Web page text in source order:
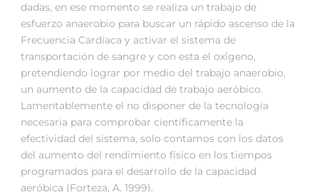
dadas, en ese momento se realiza un trabajo de
esfuerzo anaerobio para buscar un rápido ascenso de la
Frecuencia Cardíaca y activar el sistema de
transportación de sangre y con esta el oxígeno,
pretendiendo lograr por medio del trabajo anaerobio,
un aumento de la capacidad de trabajo aeróbico.
Lamentablemente el no disponer de la tecnología
necesaria para comprobar científicamente la
efectividad del sistema, solo contamos con los datos
del aumento del rendimiento físico en los tiempos
programados para el desarrollo de la capacidad
aeróbica (Forteza, A. 1999).